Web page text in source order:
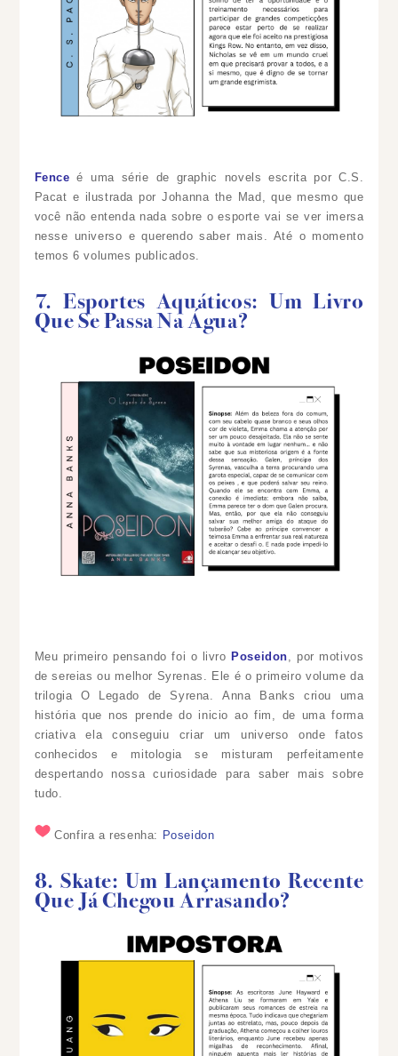
Fenceé uma série de graphic novels escrita por C.S.
Pacat e ilustrada por Johanna the Mad, que mesmo que
você não entenda nada sobre o esporte vai se ver imersa
nesse universo e querendo saber mais. Até o momento
temos 6 volumes publicados.
7. Esportes Aquáticos: Um Livro
Que Se Passa Na Água?
Meu primeiro pensando foi o livroPoseidon , por motivos
de sereias ou melhor Syrenas. Ele é o primeiro volume da
trilogia O Legado de Syrena. Anna Banks criou uma
história que nos prende do inicio ao fim, de uma forma
criativa ela conseguiu criar um universo onde fatos
conhecidos e mitologia se misturam perfeitamente
despertando nossa curiosidade para saber mais sobre
tudo.
Confira a resenha: Poseidon
8. Skate: Um Lançamento Recente
Que Já Chegou Arrasando?